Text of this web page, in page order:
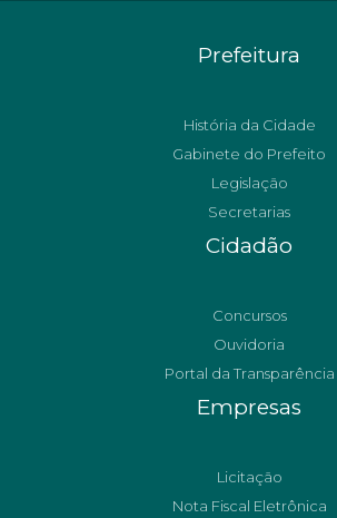
Prefeitura
História da Cidade
Gabinete do Prefeito
Legislação
Secretarias
Cidadão
Concursos
Ouvidoria
Portal da Transparência
Empresas
Licitação
Nota Fiscal Eletrônica